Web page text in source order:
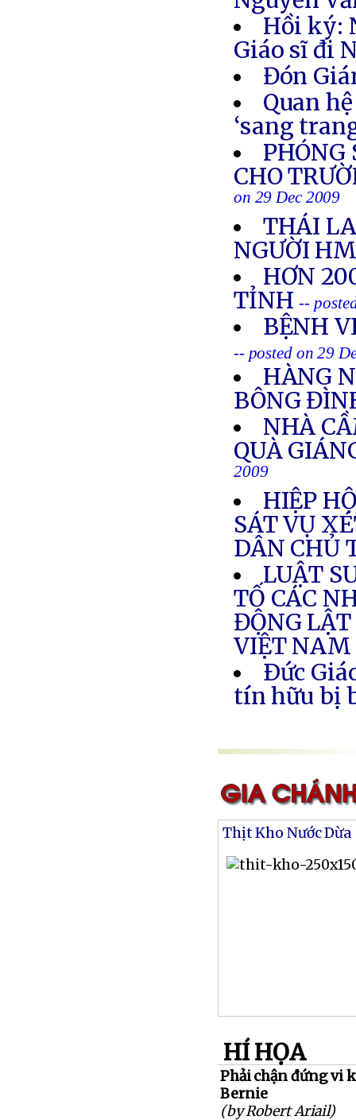
Hồi ký:
Giáo sĩ đi
Đón
Quan
‘sang
PHÓNG
CHO
on 29 Dec 2009
THÁI
NGƯỜI
HƠN
TỈNH --
BỆNH
-- posted on 29
HÀNG
BÔNG
NHÀ
QUÀ
2009
HIỆP
SÁT VỤ
DÂN CHỦ
LUẬT
TỐ CÁC
ĐỘNG
VIỆT NAM
Ðức
tín hữu bị
Thịt Kho Nước Dừa
HÍ HỌA
Phải chận đứng vi
Bernie
(by Robert Ariail)